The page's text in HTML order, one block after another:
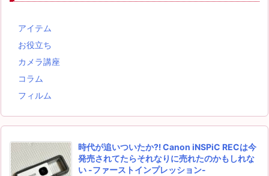
アイテム
お役立ち
カメラ講座
コラム
フィルム
時代が追いついたか⁈ Canon iNSPiC RECは今
発売されてたらそれなりに売れたのかもしれな
い -ファーストインプレッション-